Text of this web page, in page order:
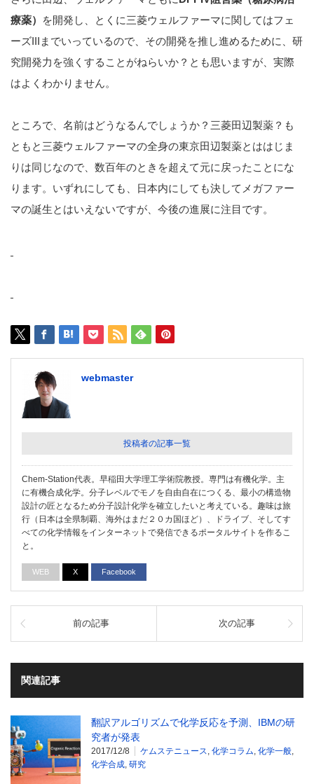
療薬）
を開発し、とくに三菱ウェルファーマに関してはフェ
ーズIIIまでいっているので、その開発を推し進めるために、研
究開発力を強くすることがねらいか？とも思いますが、実際
はよくわかりません。
ところで、名前はどうなるんでしょうか？三菱田辺製薬？も
ともと三菱ウェルファーマの全身の東京田辺製薬とははじま
りは同じなので、数百年のときを超えて元に戻ったことにな
ります。いずれにしても、日本内にしても決してメガファー
マの誕生とはいえないですが、今後の進展に注目です。
webmaster
投稿者の記事一覧
Chem-Station代表。早稲田大学理工学術院教授。専門は有機化学。主
に有機合成化学。分子レベルでモノを自由自在につくる、最小の構造物
設計の匠となるため分子設計化学を確立したいと考えている。趣味は旅
行（日本は全県制覇、海外はまだ２０カ国ほど）、ドライブ、そしてす
べての化学情報をインターネットで発信できるポータルサイトを作るこ
と。
WEB X Facebook
前の記事 次の記事
関連記事
翻訳アルゴリズムで化学反応を予測、IBMの研
究者が発表
2017/12/8 ケムステニュース, 化学コラム, 化学一般,
化学合成, 研究